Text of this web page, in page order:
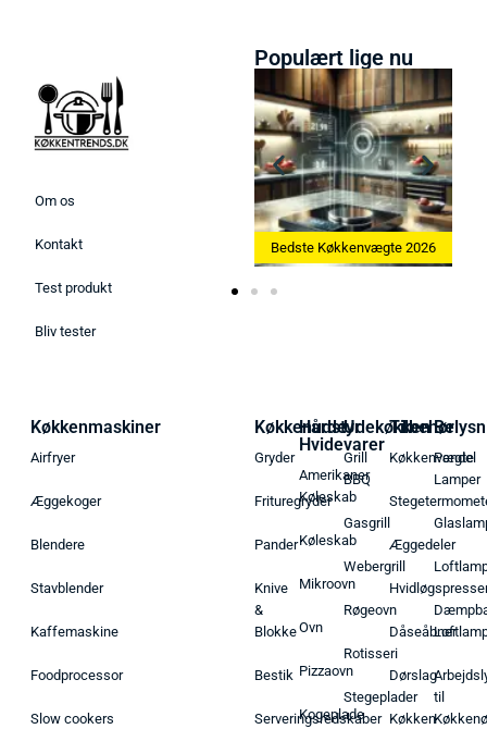
Om os
Kontakt
Test produkt
Bliv tester
Populært lige nu
Bedste Ismaskine 2026 Bedste Køkkenvægte 2026
Køkkenmaskiner
Airfryer
Æggekoger
Blendere
Stavblender
Kaffemaskine
Foodprocessor
Slow cookers
Køkkenudstyr
Gryder
Frituregryder
Pander
Knive
&
Blokke
Bestik
Serveringsredskaber
Hårde
Hvidevarer
Amerikaner
Køleskab
Køleskab
Mikroovn
Ovn
Pizzaovn
Kogeplade
Udekøkken
Grill
BBQ
Gasgrill
Webergrill
Røgeovn
Rotisseri
Stegeplader
Tilbehør
Køkkenvægte
Æggedeler
Dåseåbner
Dørslag
Køkken
Pendel
Lamper
til